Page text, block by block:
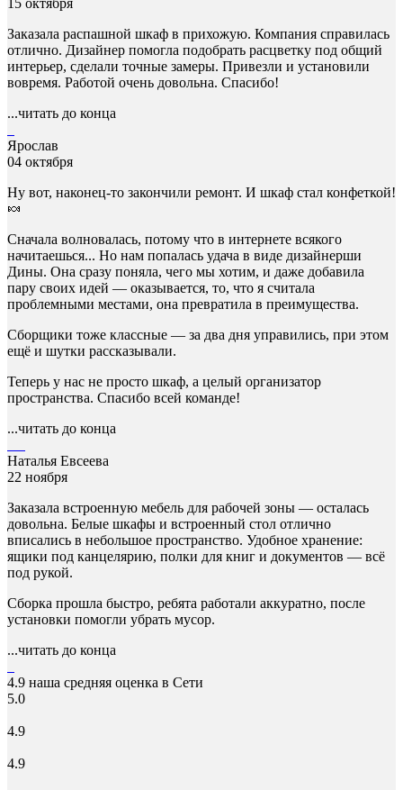
15 октября
Заказала распашной шкаф в прихожую. Компания справилась
отлично. Дизайнер помогла подобрать расцветку под общий
интерьер, сделали точные замеры. Привезли и установили
вовремя. Работой очень довольна. Спасибо!
...читать до конца
Ярослав
04 октября
Ну вот, наконец-то закончили ремонт. И шкаф стал конфеткой!
🍬
Сначала волновалась, потому что в интернете всякого
начитаешься... Но нам попалась удача в виде дизайнерши
Дины. Она сразу поняла, чего мы хотим, и даже добавила
пару своих идей — оказывается, то, что я считала
проблемными местами, она превратила в преимущества.
Сборщики тоже классные — за два дня управились, при этом
ещё и шутки рассказывали.
Теперь у нас не просто шкаф, а целый организатор
пространства. Спасибо всей команде!
...читать до конца
Наталья Евсеева
22 ноября
Заказала встроенную мебель для рабочей зоны — осталась
довольна. Белые шкафы и встроенный стол отлично
вписались в небольшое пространство. Удобное хранение:
ящики под канцелярию, полки для книг и документов — всё
под рукой.
Сборка прошла быстро, ребята работали аккуратно, после
установки помогли убрать мусор.
...читать до конца
4.9 наша средняя оценка в Сети
5.0
4.9
4.9